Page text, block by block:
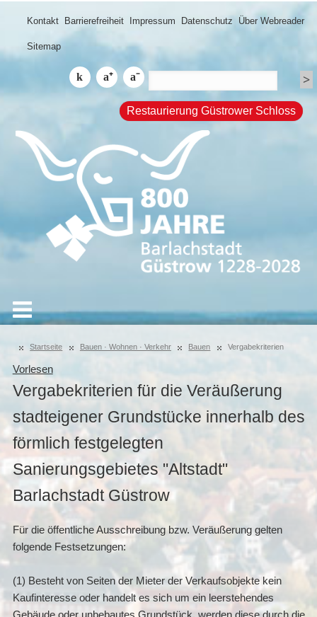
Kontakt Barrierefreiheit Impressum Datenschutz Über Webreader
Sitemap
Restaurierung Güstrower Schloss
Startseite Bauen · Wohnen · Verkehr Bauen Vergabekriterien
Vorlesen
Vergabekriterien für die Veräußerung
stadteigener Grundstücke innerhalb des
förmlich festgelegten
Sanierungsgebietes "Altstadt"
Barlachstadt Güstrow
Für die öffentliche Ausschreibung bzw. Veräußerung gelten
folgende Festsetzungen:
(1) Besteht von Seiten der Mieter der Verkaufsobjekte kein
Kaufinteresse oder handelt es sich um ein leerstehendes